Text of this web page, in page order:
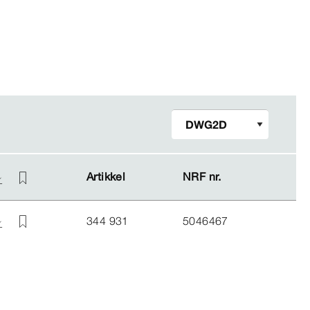
Artikkel NRF nr.
Artikkel NRF nr.
344 931 5046467